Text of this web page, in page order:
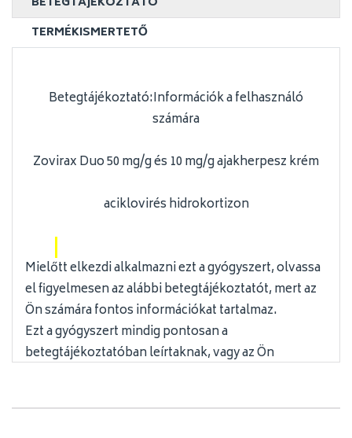
TERMÉKISMERTETŐ
Betegtájékoztató:Információk a felhasználó
számára
Zovirax Duo 50 mg/g és 10 mg/g ajakherpesz krém
aciklovirés hidrokortizon
Mielőtt elkezdi alkalmazni ezt a gyógyszert, olvassa
el figyelmesen az alábbi betegtájékoztatót, mert az
Ön számára fontos információkat tartalmaz.
Ezt a gyógyszert mindig pontosan a
betegtájékoztatóban leírtaknak, vagy az Ön